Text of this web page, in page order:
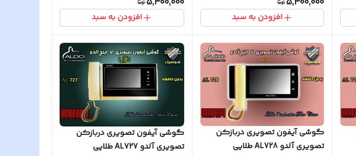
افزودن به سبد افزودن به سبد
گوشی آیفون تصویری دربازکن
تصویری آلدو AL728 طلایی
گوشی آیفون تصویری دربازکن
تصویری آلدو AL727 طلایی